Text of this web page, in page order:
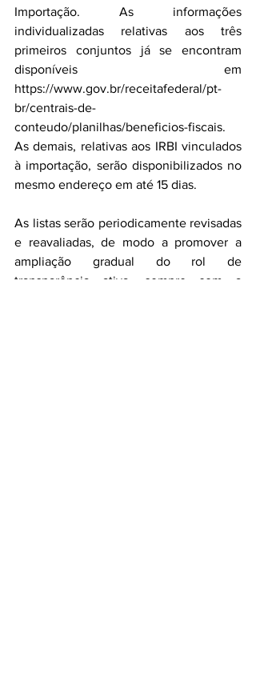
Importação. As informações
individualizadas relativas aos três
primeiros conjuntos já se encontram
disponíveis em
https://www.gov.br/receitafederal/pt-
br/centrais-de-
conteudo/planilhas/beneficios-fiscais.
As demais, relativas aos IRBI vinculados
à importação, serão disponibilizados no
mesmo endereço em até 15 dias.
As listas serão periodicamente revisadas
e reavaliadas, de modo a promover a
ampliação gradual do rol de
transparência ativa, sempre com a